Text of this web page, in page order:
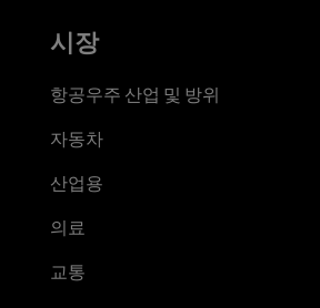
시장
항공우주 산업 및 방위
자동차
산업용
의료
교통